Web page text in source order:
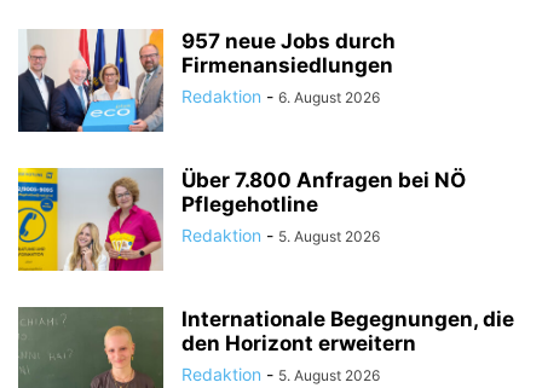
957 neue Jobs durch
Firmenansiedlungen
Redaktion - 6. August 2026
Über 7.800 Anfragen bei NÖ
Pflegehotline
Redaktion - 5. August 2026
Internationale Begegnungen, die
den Horizont erweitern
Redaktion - 5. August 2026